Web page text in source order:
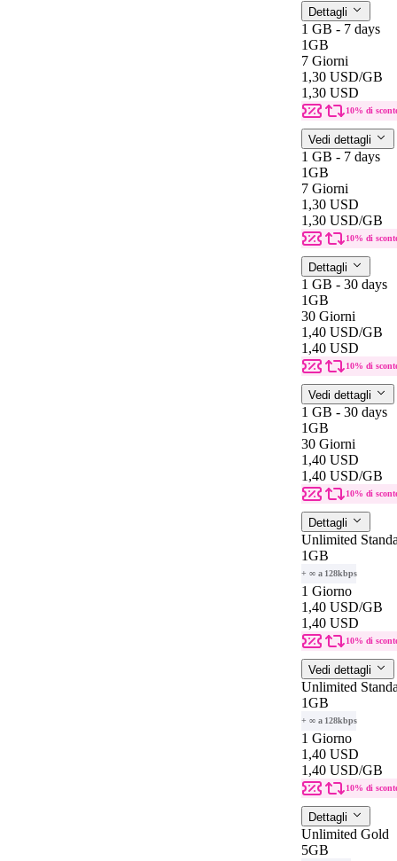
Dettagli
1 GB - 7 days
1GB
7 Giorni
1,30 USD/GB
1,30 USD
10% di
Vedi dettagli
1 GB - 7 days
1GB
7 Giorni
1,30 USD
1,30 USD/GB
10% di
Dettagli
1 GB - 30 days
1GB
30 Giorni
1,40 USD/GB
1,40 USD
10% di
Vedi dettagli
1 GB - 30 days
1GB
30 Giorni
1,40 USD
1,40 USD/GB
10% di
Dettagli
Unlimited
1GB
+ ∞ a 128kbps
1 Giorno
1,40 USD/GB
1,40 USD
10% di
Vedi dettagli
Unlimited
1GB
+ ∞ a 128kbps
1 Giorno
1,40 USD
1,40 USD/GB
10% di
Dettagli
Unlimited Gold
5GB